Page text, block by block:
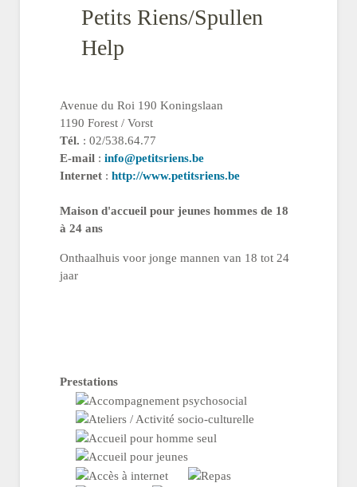
Petits Riens/Spullen
Help
Avenue du Roi 190 Koningslaan
1190 Forest / Vorst
Tél. : 02/538.64.77
E-mail : info@petitsriens.be
Internet : http://www.petitsriens.be
Maison d'accueil pour jeunes hommes de 18
à 24 ans
Onthaalhuis voor jonge mannen van 18 tot 24
jaar
Prestations